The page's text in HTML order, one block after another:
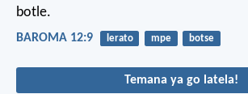
botle.
BAROMA 12:9 lerato mpe botse
Temana ya go latela!